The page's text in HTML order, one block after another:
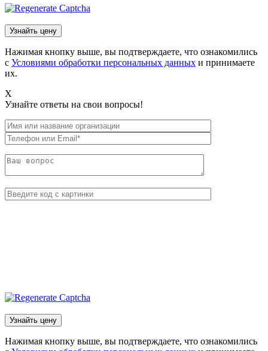
Нажимая кнопку выше, вы подтверждаете, что ознакомились
с Условиями обработки персональных данных и принимаете
их.
X
Узнайте ответы на свои вопросы!
Нажимая кнопку выше, вы подтверждаете, что ознакомились